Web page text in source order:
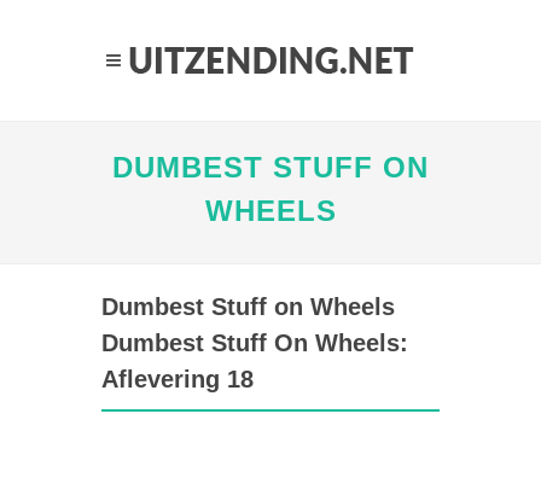
DUMBEST STUFF ON
WHEELS
Dumbest Stuff on Wheels
Dumbest Stuff On Wheels:
Aflevering 18